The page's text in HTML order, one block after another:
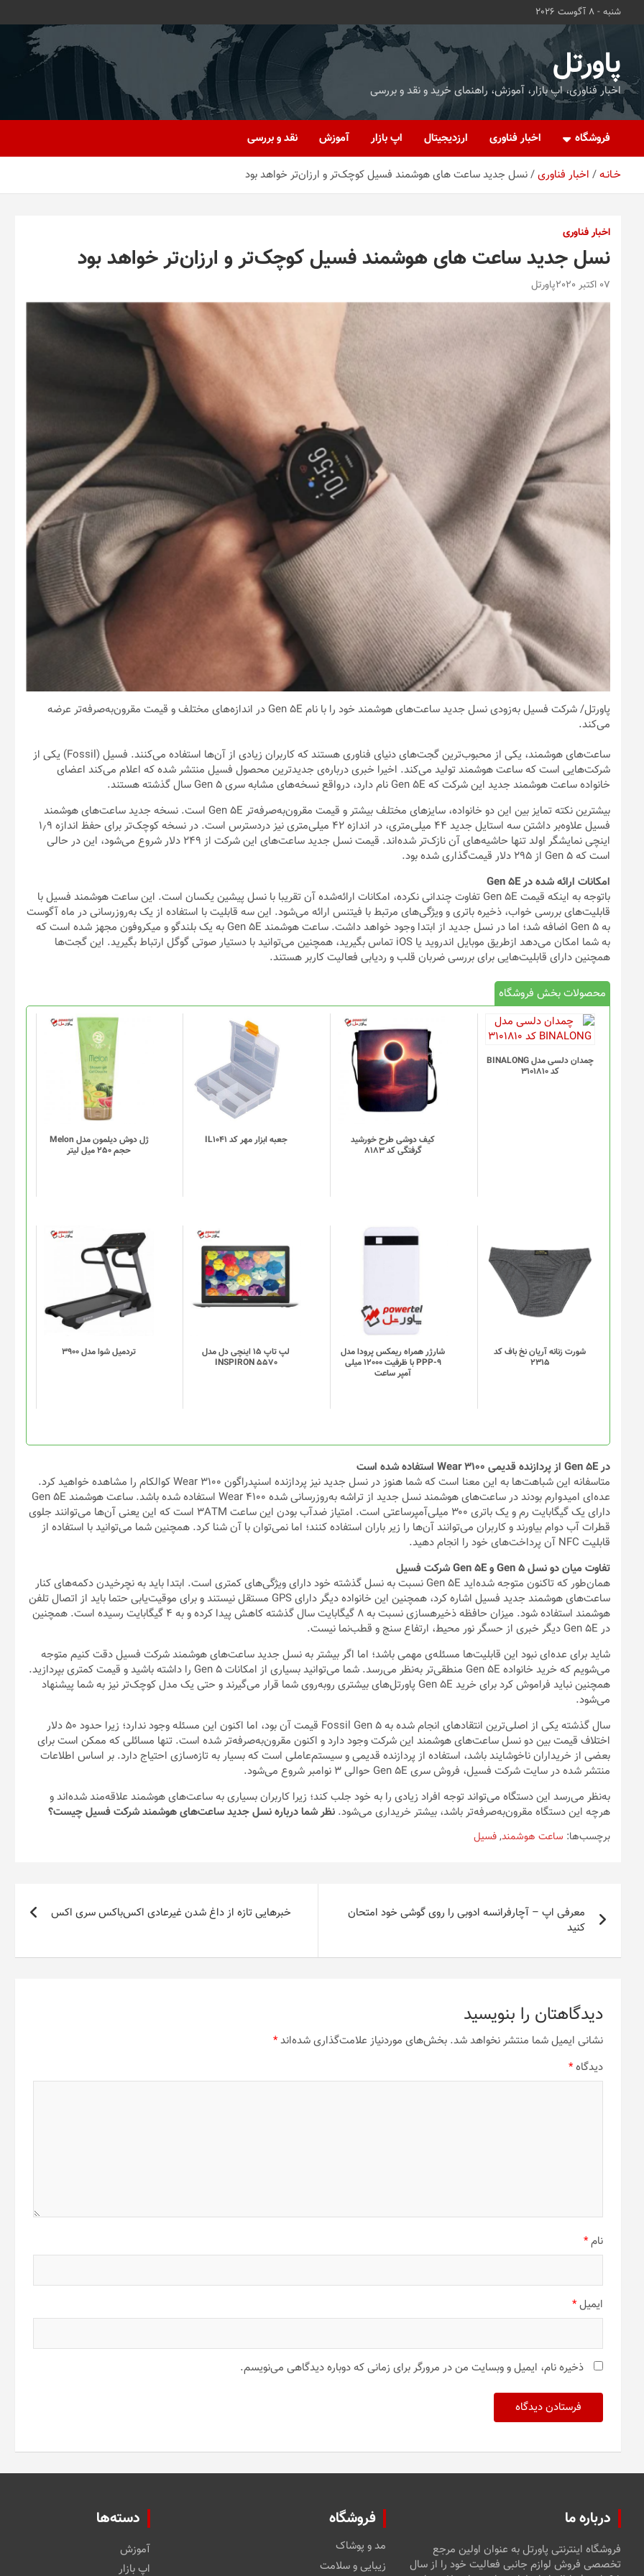
شنبه - 8 آگوست 2026
پاورتل
اخبار فناوری، اپ بازار، آموزش، راهنمای خرید و نقد و بررسی
فروشگاه اخبار فناوری ارزدیجیتال اپ بازار آموزش نقد و بررسی
خـانـه اخبار فناوری نسل جدید ساعت های هوشمند فسیل کوچک‌تر و ارزان‌تر خواهد بود
اخبار فناوری
نسل جدید ساعت های هوشمند فسیل کوچک‌تر و ارزان‌تر خواهد بود
07 اکتبر 2020 پاورتل
پاورتل
/ شرکت فسیل به‌زودی نسل جدید ساعت‌های هوشمند خود را با نام Gen 5E در اندازه‌های مختلف و قیمت مقرون‌به‌صرفه‌تر عرضه
می‌کند.
ساعت‌های هوشمند، یکی از محبوب‌ترین گجت‌های دنیای فناوری هستند که کاربران زیادی از آن‌ها استفاده می‌کنند. فسیل (Fossil) یکی از
شرکت‌هایی است که ساعت هوشمند تولید می‌کند. اخیرا خبری درباره‌ی جدیدترین محصول فسیل منتشر شده که اعلام می‌کند اعضای
خانواده ساعت هوشمند جدید این شرکت که Gen 5E نام دارد، درواقع نسخه‌های مشابه سری Gen 5 سال گذشته هستند.
بیشترین نکته تمایز بین این دو خانواده، سایزهای مختلف بیشتر و قیمت مقرون‌به‌صرفه‌تر Gen 5E است. نسخه جدید ساعت‌های هوشمند
فسیل علاوه‌بر داشتن سه استایل جدید ۴۴ میلی‌متری، در اندازه ۴۲ میلی‌متری نیز دردسترس است. در نسخه کوچک‌تر برای حفظ اندازه ۱٫۹
اینچی نمایشگر اولد تنها حاشیه‌های آن نازک‌تر شده‌اند. قیمت نسل جدید ساعت‌های این شرکت از ۲۴۹ دلار شروع می‌شود، این در حالی
است که Gen 5 از ۲۹۵ دلار قیمت‌گذاری شده بود.
امکانات ارائه شده در Gen 5E
باتوجه‌ به اینکه قیمت Gen 5E تفاوت چندانی نکرده، امکانات ارائه‌شده آن تقریبا با نسل پیشین یکسان است. این ساعت هوشمند فسیل با
قابلیت‌های بررسی خواب، ذخیره باتری و ویژگی‌های مرتبط با فیتنس ارائه می‌شود. این سه قابلیت با استفاده از یک به‌روزرسانی در ماه آگوست
به Gen 5 اضافه شد؛ اما در نسل جدید از ابتدا وجود خواهد داشت. ساعت هوشمند Gen 5E به یک بلندگو و میکروفون مجهز شده است که
به شما امکان می‌دهد ازطریق موبایل اندروید یا iOS تماس بگیرید، همچنین می‌توانید با دستیار صوتی گوگل ارتباط بگیرید. این گجت‌ها
همچنین دارای قابلیت‌هایی برای بررسی ضربان قلب و ردیابی فعالیت کاربر هستند.
محصولات بخش فروشگاه
چمدان دلسی مدل BINALONG
کد 3101810
کیف دوشی طرح خورشید
گرفتگی کد 8183
جعبه ابزار مهر کد IL1041
این
محصول
دارای
انواع
مختلفی
می
گزینه
محصول
انتخاب
شوند
ژل دوش دیلمون مدل Melon
حجم 250 میل لیتر
شورت زنانه آریان نخ باف کد
2315
این
محصول
دارای
انواع
مختلفی
می
گزینه
ها
محصول
انتخاب
شوند
شارژر همراه ریمکس پرودا مدل
PPP-9 با ظرفیت 12000 میلی
آمپر ساعت
لپ تاپ 15 اینچی دل مدل
INSPIRON 5570
تردميل شوا مدل 3900
در Gen 5E از پردازنده قدیمی Wear 3100 استفاده شده است
متاسفانه این شباهت‌ها به این معنا است که شما هنوز در نسل جدید نیز پردازنده اسنپدراگون Wear 3100 کوالکام را مشاهده خواهید کرد.
عده‌ای امیدوارم بودند در ساعت‌های هوشمند نسل جدید از تراشه به‌روزرسانی شده Wear 4100 استفاده شده باشد. ساعت هوشمند Gen 5E
دارای یک گیگابایت رم و یک باتری ۳۰۰ میلی‌آمپرساعتی است. امتیاز ضدآب بودن این ساعت 3ATM است که این یعنی آن‌ها می‌توانند جلوی
قطرات آب دوام بیاورند و کاربران می‌توانند آن‌ها را زیر باران استفاده کنند؛ اما نمی‌توان با آن شنا کرد. همچنین شما می‌توانید با استفاده از
قابلیت‌ NFC آن پرداخت‌های خود را انجام دهید.
تفاوت میان دو نسل Gen 5 و Gen 5E شرکت فسیل
همان‌طور که تاکنون متوجه شده‌اید Gen 5E نسبت به نسل گذشته خود دارای ویژگی‌های کمتری است. ابتدا باید به نچرخیدن دکمه‌های کنار
ساعت‌های هوشمند جدید فسیل اشاره کرد، همچنین این خانواده دیگر دارای GPS مستقل نیستند و برای موقیت‌یابی حتما باید از اتصال تلفن
هوشمند استفاده شود. میزان حافظه ذخیره‎سازی نسبت به ۸ گیگابایت سال گذشته کاهش پیدا کرده و به ۴ گیگابایت رسیده است. همچنین
در Gen 5E دیگر خبری از حسگر نور محیط، ارتفاع سنج و قطب‌نما نیست.
شاید برای عده‌ای نبود این قابلیت‌ها مسئله‌ی مهمی باشد؛ اما اگر بیشتر به نسل جدید ساعت‌های هوشمند شرکت فسیل دقت کنیم متوجه
می‌شویم که خرید خانواده Gen 5E منطقی‌تر به‌نظر می‌رسد. شما می‌توانید بسیاری از امکانات Gen 5 را داشته باشید و قیمت کمتری بپردازید.
همچنین نباید فراموش کرد برای خرید Gen 5E پاورتل‌های بیشتری روبه‌روی شما قرار می‌گیرند و حتی یک مدل کوچک‌تر نیز به شما پیشنهاد
می‌شود.
سال گذشته یکی از اصلی‌ترین انتقادهای انجام شده به Fossil Gen 5 قیمت آن بود، اما اکنون این مسئله وجود ندارد؛ زیرا حدود ۵۰ دلار
اختلاف قیمت بین دو نسل ساعت‌های هوشمند این شرکت وجود دارد و اکنون مقرون‌به‌صرفه‌تر شده است. تنها مسائلی که ممکن است برای
بعضی از خریداران ناخوشایند باشد، استفاده از پردازنده قدیمی و سیستم‌عاملی است که بسیار به تازه‌سازی احتیاج دارد. بر اساس اطلاعات
منتشر شده در سایت شرکت فسیل، فروش سری Gen 5E حوالی ۳ نوامبر شروع می‌شود.
به‌نظر می‌رسد این دستگاه می‌تواند توجه افراد زیادی را به خود جلب کند؛ زیرا کاربران بسیاری به ساعت‌های هوشمند علاقه‌مند شده‌اند و
هرچه این دستگاه مقرون‌به‌صرفه‌تر باشد، بیشتر خریداری می‌شود. نظر شما درباره نسل جدید ساعت‌های هوشمند شرکت فسیل چیست؟
برچسب‌ها: ساعت هوشمند,فسیل
راهبری
نوشتهمعرفی اپ – آچارفرانسه ادوبی را روی گوشی خود امتحان
کنید
خبرهایی تازه از داغ شدن غیرعادی اکس‌باکس سری اکس
دیدگاهتان را بنویسید
نشانی ایمیل شما منتشر نخواهد شد. بخش‌های موردنیاز علامت‌گذاری شده‌اند*
دیدگاه*
نام*
ایمیل*
ذخیره نام، ایمیل و وبسایت من در مرورگر برای زمانی که دوباره دیدگاهی می‌نویسم.
درباره ما
فروشگاه اینترنتی پاورتل به عنوان اولین مرجع
تخصصی فروش لوازم جانبی فعالیت خود را از سال
فروشگاه
مد و پوشاک
زیبایی و سلامت
دسته‌ها
آموزش
اپ بازار